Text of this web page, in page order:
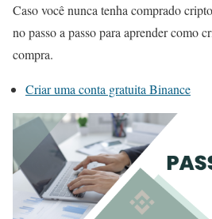
Caso você nunca tenha comprado
no passo a passo para aprender como
compra.
Criar uma conta gratuita Binance